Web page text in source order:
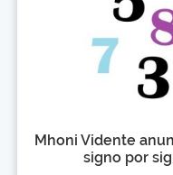
Mhoni Vidente
signo por